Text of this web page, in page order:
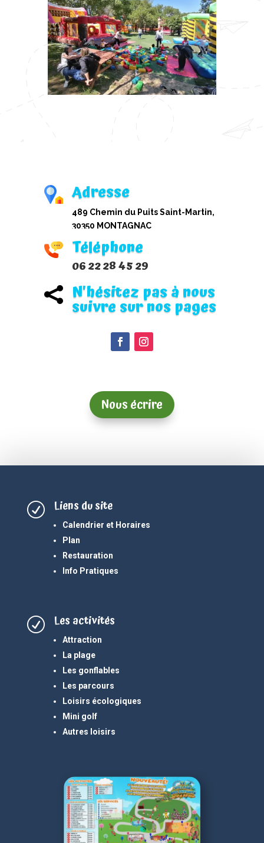
Adresse
489 Chemin du Puits Saint-Martin,
30350 MONTAGNAC
Téléphone
06 22 28 45 29
 N'hésitez pas à nous
suivre sur nos pages
Nous écrire
R Liens du site
Calendrier et Horaires
Plan
Restauration
Info Pratiques
R Les activités
Attraction
La plage
Les gonflables
Les parcours
Loisirs écologiques
Mini golf
Autres loisirs